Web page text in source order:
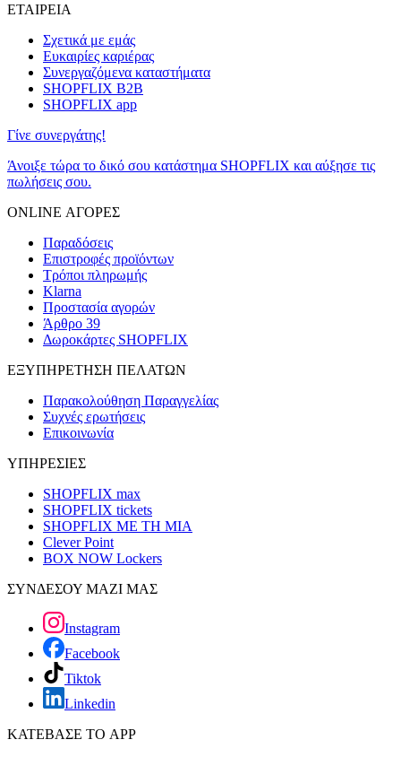
ΕΤΑΙΡΕΙΑ
Σχετικά με εμάς
Ευκαιρίες καριέρας
Συνεργαζόμενα καταστήματα
SHOPFLIX B2B
SHOPFLIX app
Γίνε συνεργάτης!
Άνοιξε τώρα το δικό σου κατάστημα SHOPFLIX και αύξησε τις
πωλήσεις σου.
ONLINE ΑΓΟΡΕΣ
Παραδόσεις
Επιστροφές προϊόντων
Τρόποι πληρωμής
Klarna
Προστασία αγορών
Άρθρο 39
Δωροκάρτες SHOPFLIX
ΕΞΥΠΗΡΕΤΗΣΗ ΠΕΛΑΤΩΝ
Παρακολούθηση Παραγγελίας
Συχνές ερωτήσεις
Επικοινωνία
ΥΠΗΡΕΣΙΕΣ
SHOPFLIX max
SHOPFLIX tickets
SHOPFLIX ΜΕ ΤΗ ΜΙΑ
Clever Point
BOX NOW Lockers
ΣΥΝΔΕΣΟΥ ΜΑΖΙ ΜΑΣ
Instagram
Facebook
Tiktok
Linkedin
ΚΑΤΕΒΑΣΕ ΤΟ APP